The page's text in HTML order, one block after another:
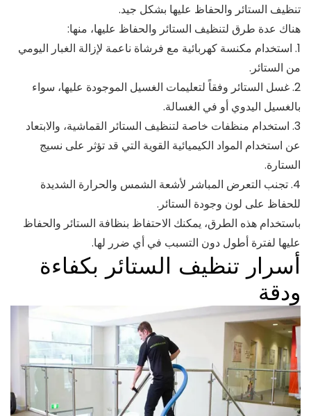
تنظيف الستائر والحفاظ عليها بشكل جيد.
هناك عدة طرق لتنظيف الستائر والحفاظ عليها، منها:
1. استخدام مكنسة كهربائية مع فرشاة ناعمة لإزالة الغبار اليومي
من الستائر.
2. غسل الستائر وفقاً لتعليمات الغسيل الموجودة عليها، سواء
بالغسيل اليدوي أو في الغسالة.
3. استخدام منظفات خاصة لتنظيف الستائر القماشية، والابتعاد
عن استخدام المواد الكيميائية القوية التي قد تؤثر على نسيج
الستارة.
4. تجنب التعرض المباشر لأشعة الشمس والحرارة الشديدة
للحفاظ على لون وجودة الستائر.
باستخدام هذه الطرق، يمكنك الاحتفاظ بنظافة الستائر والحفاظ
عليها لفترة أطول دون التسبب في أي ضرر لها.
أسرار تنظيف الستائر بكفاءة
ودقة